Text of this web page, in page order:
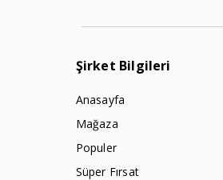
Şirket Bilgileri
Anasayfa
Mağaza
Populer
Süper Fırsat